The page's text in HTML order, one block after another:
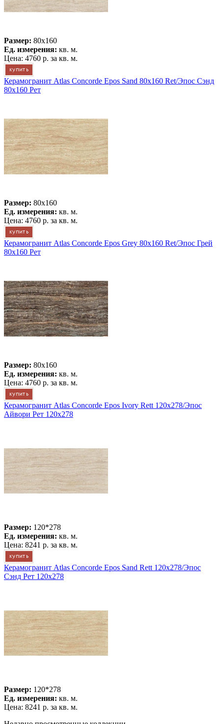
Размер: 80x160
Ед. измерения: кв. м.
Цена: 4760 р. за кв. м.
Керамогранит Atlas Concorde Epos Sand 80x160 Ret/Эпос Сэнд
80x160 Рет
Размер: 80x160
Ед. измерения: кв. м.
Цена: 4760 р. за кв. м.
Керамогранит Atlas Concorde Epos Grey 80x160 Ret/Эпос Грей
80x160 Рет
Размер: 80x160
Ед. измерения: кв. м.
Цена: 4760 р. за кв. м.
Керамогранит Atlas Concorde Epos Ivory Rett 120x278/Эпос
Айвори Рет 120x278
Размер: 120*278
Ед. измерения: кв. м.
Цена: 8241 р. за кв. м.
Керамогранит Atlas Concorde Epos Sand Rett 120x278/Эпос
Сэнд Рет 120x278
Размер: 120*278
Ед. измерения: кв. м.
Цена: 8241 р. за кв. м.